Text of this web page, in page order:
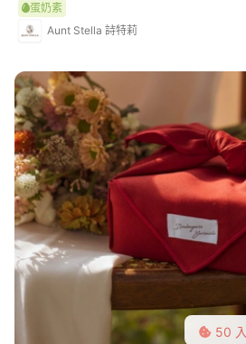
蛋奶素
Aunt Stella 詩特莉
50 入